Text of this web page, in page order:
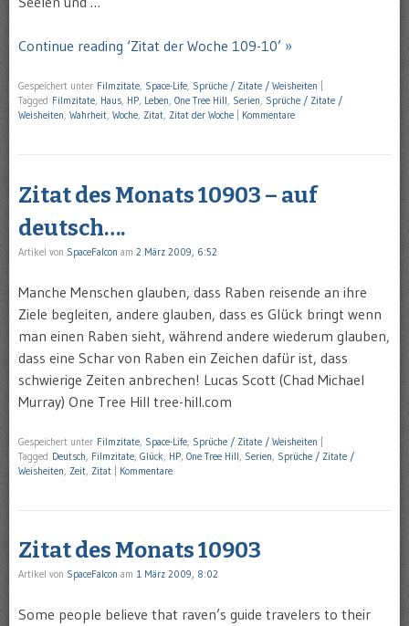
Continue reading ‘Zitat der Woche 109-10’ »
Gespeichert unter Filmzitate Space-Life Sprüche / Zitate / Weisheiten
Tagged Filmzitate Haus HP Leben One Tree Hill Serien Sprüche / Zitate /
Weisheiten Wahrheit Woche Zitat Zitat der Woche Kommentare
Zitat des Monats 10903 – auf
deutsch….
Artikel von SpaceFalcon am 2 März 2009, 6:52
Manche Menschen glauben, dass Raben reisende an ihre
Ziele begleiten, andere glauben, dass es Glück bringt wenn
man einen Raben sieht, während andere wiederum glauben,
dass eine Schar von Raben ein Zeichen dafür ist, dass
schwierige Zeiten anbrechen! Lucas Scott (Chad Michael
Murray) One Tree Hill tree-hill.com
Gespeichert unter Filmzitate Space-Life Sprüche / Zitate / Weisheiten
Tagged Deutsch Filmzitate Glück HP One Tree Hill Serien Sprüche / Zitate /
Weisheiten Zeit Zitat Kommentare
Zitat des Monats 10903
Artikel von SpaceFalcon am 1 März 2009, 8:02
Some people believe that raven’s guide travelers to their